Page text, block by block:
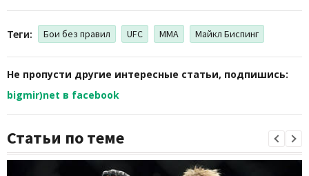
Теги: Бои без правил UFC ММА Майкл Биспинг
Не пропусти другие интересные статьи, подпишись:
bigmir)net в facebook
Статьи по теме